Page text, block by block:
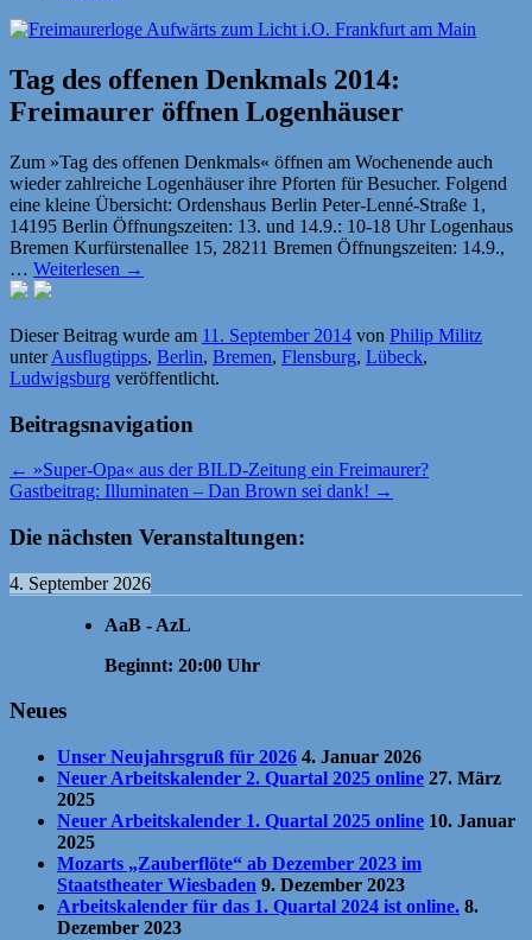
Tag des offenen Denkmals 2014:
Freimaurer öffnen Logenhäuser
Zum »Tag des offenen Denkmals« öffnen am Wochenende auch
wieder zahlreiche Logenhäuser ihre Pforten für Besucher. Folgend
eine kleine Übersicht: Ordenshaus Berlin Peter-Lenné-Straße 1,
14195 Berlin Öffnungszeiten: 13. und 14.9.: 10-18 Uhr Logenhaus
Bremen Kurfürstenallee 15, 28211 Bremen Öffnungszeiten: 14.9.,
… Weiterlesen →
Dieser Beitrag wurde am 11. September 2014 von Philip Militz
unterAusflugtipps, Berlin, Bremen, Flensburg, Lübeck,
Ludwigsburg veröffentlicht.
Beitragsnavigation
← »Super-Opa« aus der BILD-Zeitung ein Freimaurer?
Gastbeitrag: Illuminaten – Dan Brown sei dank! →
Die nächsten Veranstaltungen:
4. September 2026
AaB - AzL
Beginnt: 20:00 Uhr
Neues
Unser Neujahrsgruß für 2026 4. Januar 2026
Neuer Arbeitskalender 2. Quartal 2025 online 27. März
2025
Neuer Arbeitskalender 1. Quartal 2025 online 10. Januar
2025
Mozarts „Zauberflöte“ ab Dezember 2023 im
Staatstheater Wiesbaden 9. Dezember 2023
Arbeitskalender für das 1. Quartal 2024 ist online. 8.
Dezember 2023